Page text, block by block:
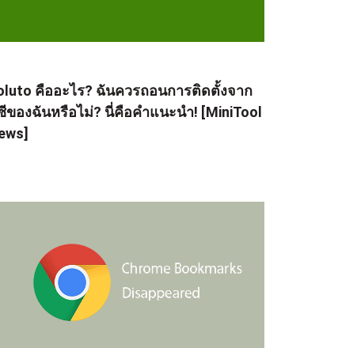
คืออะไร? ฉันควรถอนการติดตั้งจาก
ของฉันหรือไม่? นี่คือคำแนะนำ! [MiniTool